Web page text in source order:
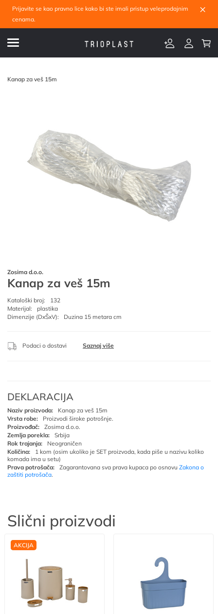
Prijavite se kao pravno lice kako bi ste imali pristup veleprodajnim
cenama.
×
Kanap za veš 15m
Zosima d.o.o.
Kanap za veš 15m
Kataloški broj:
132
Materijal:
plastika
Dimenzije (DxŠxV):
Duzina 15 metara cm
Podaci o dostavi Saznaj više
DEKLARACIJA
Naziv proizvoda:
Kanap za veš 15m
Vrsta robe:
Proizvodi široke potrošnje.
Proizvođač:
Zosima d.o.o.
Zemlja porekla:
Srbija
Rok trajanja:
Neograničen
Količina:
1 kom (osim ukoliko je SET proizvoda, kada piše u nazivu koliko
komada ima u setu)
Prava potrošača:
Zagarantovana sva prava kupaca po osnovu Zakona o
zaštiti potrošača.
Slični proizvodi
NOVO
AKCIJA